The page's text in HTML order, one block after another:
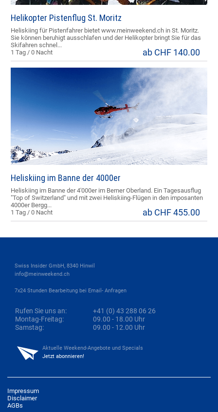
Helikopter Pistenflug St. Moritz
Heliskiing für Pistenfahrer bietet www.meinweekend.ch in St. Moritz.
Sie können beruhigt ausschlafen und der Helikopter bringt Sie für das
Skifahren schnel...
1 Tag / 0 Nacht
ab CHF 140.00
Heliskiing im Banne der 4000er
Heliskiing im Banne der 4'000er im Berner Oberland. Ein Tagesausflug
"Top of Switzerland" und mit zwei Heliskiing-Flügen in den imposanten
4000er Bergg...
1 Tag / 0 Nacht
ab CHF 455.00
Swiss Insider GmbH, 8340 Hinwil
info@meinweekend.ch
7x24 Stunden Bearbeitung bei Email- Anfragen
Rufen Sie uns an:
+41 (0) 43 288 06 26
Montag-Freitag:
09.00 - 18.00 Uhr
Samstag:
09.00 - 12.00 Uhr
Aktuelle Weekend-Angebote und Specials
Jetzt abonnieren!
Impressum
Disclaimer
AGBs